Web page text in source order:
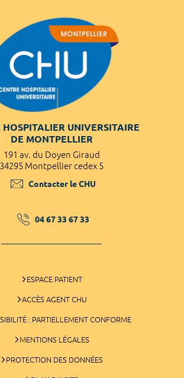
HOSPITALIER UNIVERSITAIRE
DE MONTPELLIER
191 av. du Doyen Giraud
34295 Montpellier cedex 5
Contacter le CHU
04 67 33 67 33
ESPACE PATIENT
ACCÈS AGENT CHU
: PARTIELLEMENT CONFORME
MENTIONS LÉGALES
PROTECTION DES DONNÉES